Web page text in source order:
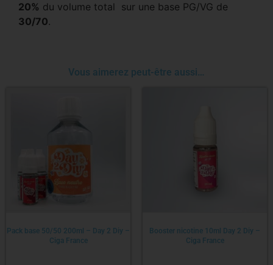
20% du volume total sur une base PG/VG de
30/70.
Vous aimerez peut-être aussi…
Pack base 50/50 200ml – Day 2 Diy –
Ciga France
Booster nicotine 10ml Day 2 Diy –
Ciga France